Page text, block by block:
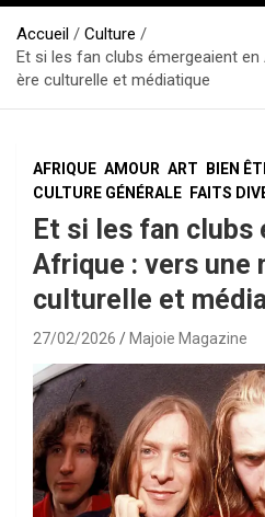
Accueil
Culture
Et si les fan clubs émergeaient
ère culturelle et médiatique
AFRIQUE AMOUR ART BIEN
CULTURE GÉNÉRALE
FAITS
Et si les fan clubs
Afrique : vers une
culturelle et
27/02/2026 Majoie Magazine